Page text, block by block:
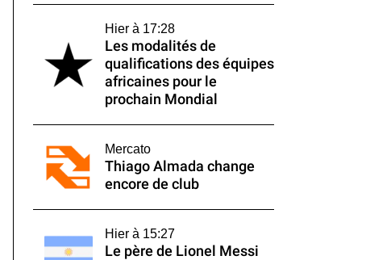
Hier à 17:28
Les modalités de
qualifications des équipes
africaines pour le
prochain Mondial
Mercato
Thiago Almada change
encore de club
Hier à 15:27
Le père de Lionel Messi